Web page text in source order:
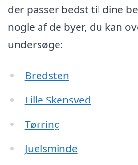
der passer bedst til dine
nogle af de byer, du kan
undersøge:
Bredsten
Lille Skensved
Tørring
Juelsminde